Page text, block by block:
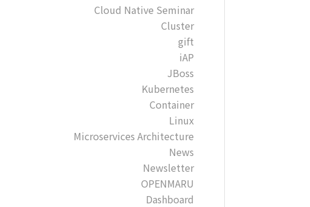
Cloud Native Seminar
Cluster
gift
iAP
JBoss
Kubernetes
Container
Linux
Microservices Architecture
News
Newsletter
OPENMARU
Dashboard